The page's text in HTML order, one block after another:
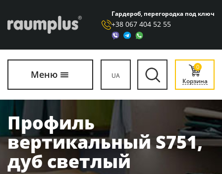
Гардероб, перегородка под ключ
+38 067 404 52 55
Меню UA
0
Корзина
Профиль
вертикальный S751,
дуб светлый